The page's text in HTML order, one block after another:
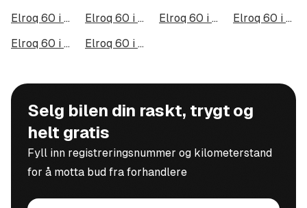
Elroq 60 i Kristiansund
Elroq 60 i Tromsdalen Elroq 60 i Narvik
Elroq 60 i Steinkjer
Elroq 60 i Haugesund
Elroq 60 i Alta
Selg bilen din raskt, trygt og
helt gratis
Fyll inn registreringsnummer og kilometerstand
for å motta bud fra forhandlere